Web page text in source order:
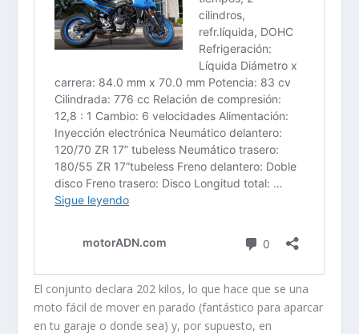
El conjunto declara 202 kilos, lo que hace que se una
moto fácil de mover en parado (fantástico para aparcar
en tu garaje o donde sea) y, por supuesto, en